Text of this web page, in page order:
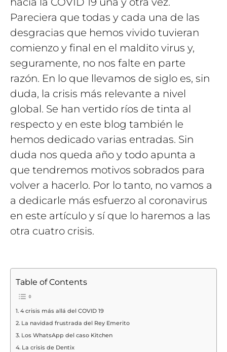
Pareciera que todas y cada una de las
desgracias que hemos vivido tuvieran
comienzo y final en el maldito virus y,
seguramente, no nos falte en parte
razón. En lo que llevamos de siglo es, sin
duda, la crisis más relevante a nivel
global. Se han vertido ríos de tinta al
respecto y en este blog también le
hemos dedicado varias entradas. Sin
duda nos queda año y todo apunta a
que tendremos motivos sobrados para
volver a hacerlo. Por lo tanto, no vamos a
a dedicarle más esfuerzo al coronavirus
en este artículo y sí que lo haremos a las
otra cuatro crisis.
Table of Contents
4 crisis más allá del COVID 19
La navidad frustrada del Rey Emerito
Los WhatsApp del caso Kitchen
La crisis de Dentix